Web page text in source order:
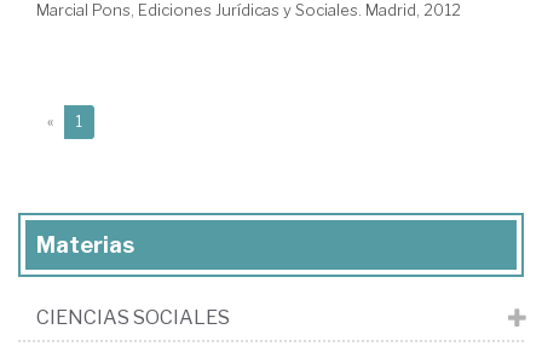
Marcial Pons, Ediciones Jurídicas y Sociales. Madrid, 2012
« 1
Materias
CIENCIAS SOCIALES